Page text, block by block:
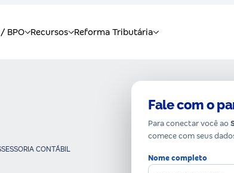
CONTÁBIL
Fale com o
Para conectar você ao
comece com seus
Nome completo